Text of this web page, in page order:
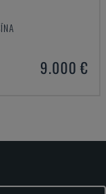
9.000 €